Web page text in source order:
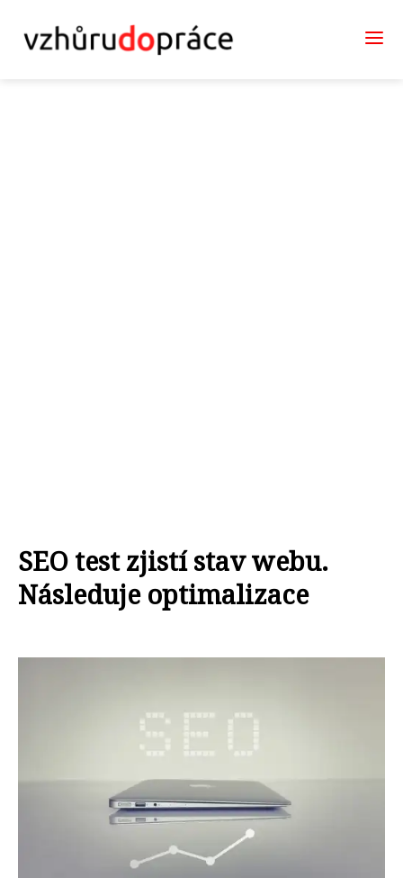
SEO test zjistí stav webu.
Následuje optimalizace